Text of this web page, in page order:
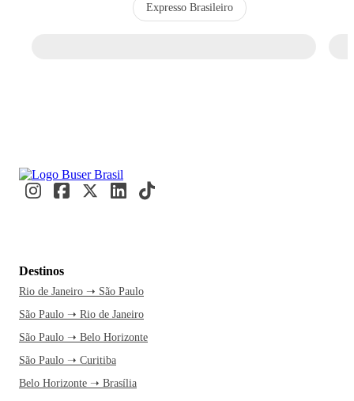
Expresso Brasileiro
Destinos
Rio de Janeiro ➝ São Paulo
São Paulo ➝ Rio de Janeiro
São Paulo ➝ Belo Horizonte
São Paulo ➝ Curitiba
Belo Horizonte ➝ Brasília